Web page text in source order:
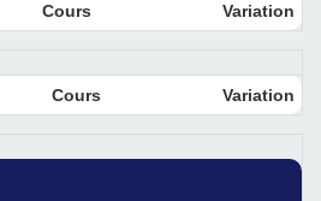
Cours Variation
Cours Variation